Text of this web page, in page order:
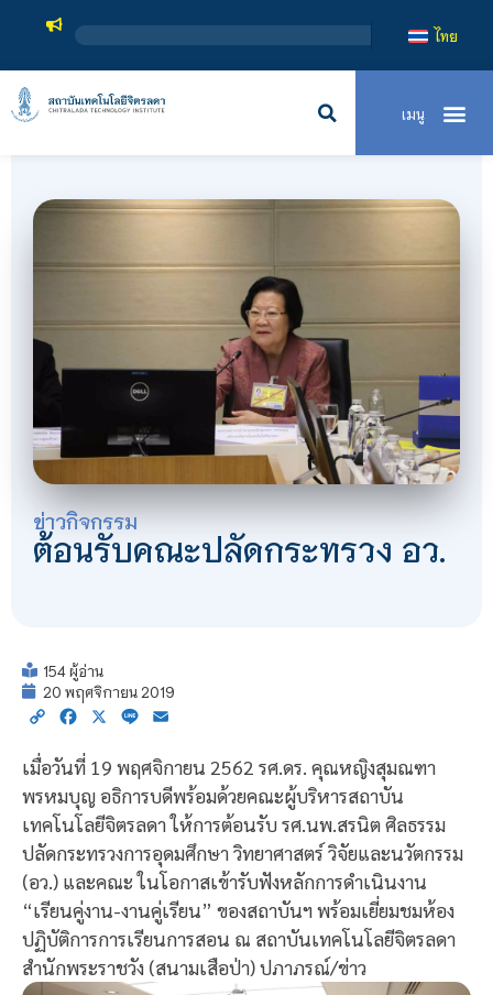
สถาบันเทคโนโลยีจิตรลดา เป็นสถาบันอุดมศึกษาในกำกับของรัฐ เ
ไทย
ข่าวกิจกรรม
ต้อนรับคณะปลัดกระทรวง อว.
154 ผู้อ่าน
20 พฤศจิกายน 2019
Copy Facebook
X Line
เมื่อวันที่ 19 พฤศจิกายน 2562 รศ.ดร. คุณหญิงสุมณฑา
พรหมบุญ อธิการบดีพร้อมด้วยคณะผู้บริหารสถาบัน
เทคโนโลยีจิตรลดา ให้การต้อนรับ รศ.นพ.สรนิต ศิลธรรม
ปลัดกระทรวงการอุดมศึกษา วิทยาศาสตร์ วิจัยและนวัตกรรม
(อว.) และคณะ ในโอกาสเข้ารับฟังหลักการดำเนินงาน
“เรียนคู่งาน-งานคู่เรียน” ของสถาบันฯ พร้อมเยี่ยมชมห้อง
ปฏิบัติการการเรียนการสอน ณ สถาบันเทคโนโลยีจิตรลดา
สำนักพระราชวัง (สนามเสือป่า) ปภาภรณ์/ข่าว